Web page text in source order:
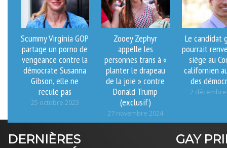
Scummy Virginia GOP
partage un porno de
vengeance contre la
démocrate Susanna
Gibson, elle ne
recule pas
25 octobre 2023
Zooey Zephyr
appelle les
personnes trans à «
planter le drapeau
de la joie » contre
Donald Trump
(exclusif)
27 novembre 2024
Le candidat
pourrait
siège au
californien
des
2 décembre
DERNIÈRES
GAY